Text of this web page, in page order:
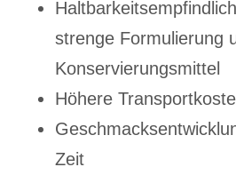
strenge Formulierung
Konservierungsmittel
Höhere
Zeit